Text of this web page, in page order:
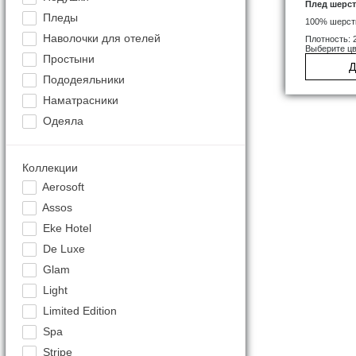
Пледы
Наволочки для отелей
Простыни
Пододеяльники
Наматрасники
Одеяла
Коллекции
Aerosoft
Assos
Eke Hotel
De Luxe
Glam
Light
Limited Edition
Spa
Stripe
Плед
100%
Плотность:
Выберите